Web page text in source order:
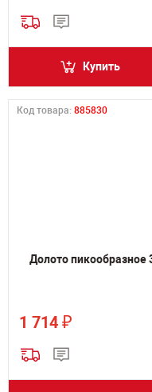
Купить
Код товара: 885830
Долото пикообразное
1 714 ₽